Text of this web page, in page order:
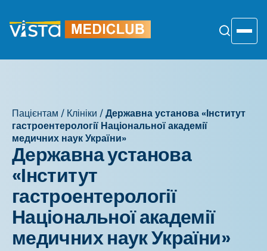
змісту
Пацієнтам / Клініки /Державна установа «Інститут
гастроентерології Національної академії
медичних наук України»
Державна установа
«Інститут
гастроентерології
Національної академії
медичних наук України»